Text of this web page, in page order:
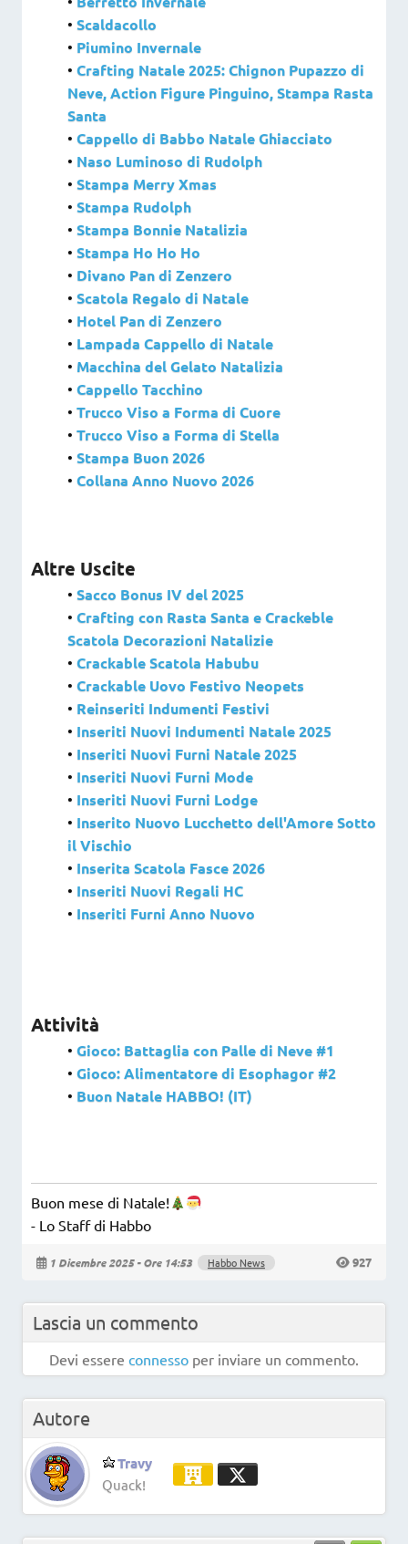
• Scaldacollo
• Piumino Invernale
• Crafting Natale 2025: Chignon Pupazzo di
Neve, Action Figure Pinguino, Stampa Rasta
Santa
• Cappello di Babbo Natale Ghiacciato
• Naso Luminoso di Rudolph
• Stampa Merry Xmas
• Stampa Rudolph
• Stampa Bonnie Natalizia
• Stampa Ho Ho Ho
• Divano Pan di Zenzero
• Scatola Regalo di Natale
• Hotel Pan di Zenzero
• Lampada Cappello di Natale
• Macchina del Gelato Natalizia
• Cappello Tacchino
• Trucco Viso a Forma di Cuore
• Trucco Viso a Forma di Stella
• Stampa Buon 2026
• Collana Anno Nuovo 2026
Altre Uscite
• Sacco Bonus IV del 2025
• Crafting con Rasta Santa e Crackeble
Scatola Decorazioni Natalizie
• Crackable Scatola Habubu
• Crackable Uovo Festivo Neopets
• Reinseriti Indumenti Festivi
• Inseriti Nuovi Indumenti Natale 2025
• Inseriti Nuovi Furni Natale 2025
• Inseriti Nuovi Furni Mode
• Inseriti Nuovi Furni Lodge
• Inserito Nuovo Lucchetto dell'Amore Sotto
il Vischio
• Inserita Scatola Fasce 2026
• Inseriti Nuovi Regali HC
• Inseriti Furni Anno Nuovo
Attività
• Gioco: Battaglia con Palle di Neve #1
• Gioco: Alimentatore di Esophagor #2
• Buon Natale HABBO! (IT)
Buon mese di Natale!
- Lo Staff di Habbo
1 Dicembre 2025 - Ore 14:53 Habbo News 927
Lascia un commento
Devi essere connesso per inviare un commento.
Autore
Travy
Quack!